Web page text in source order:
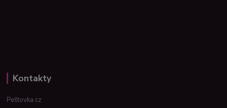
Kontakty
Peštovka.cz